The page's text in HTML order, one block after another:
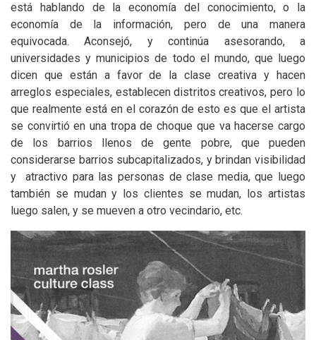
está hablando de la economía del conocimiento, o la
economía de la información, pero de una manera
equivocada. Aconsejó, y continúa asesorando, a
universidades y municipios de todo el mundo, que luego
dicen que están a favor de la clase creativa y hacen
arreglos especiales, establecen distritos creativos, pero lo
que realmente está en el corazón de esto es que el artista
se convirtió en una tropa de choque que va hacerse cargo
de los barrios llenos de gente pobre, que pueden
considerarse barrios subcapitalizados, y brindan visibilidad
y atractivo para las personas de clase media, que luego
también se mudan y los clientes se mudan, los artistas
luego salen, y se mueven a otro vecindario, etc.